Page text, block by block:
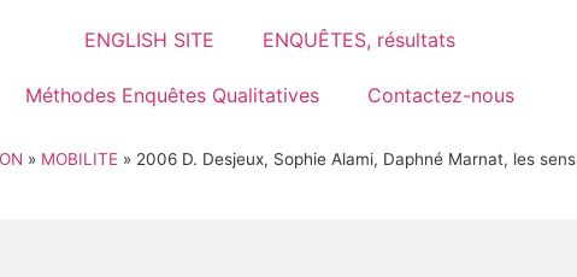
ENGLISH SITE ENQUÊTES, résultats
Méthodes Enquêtes Qualitatives Contactez-nous
» MOBILITE » 2006 D. Desjeux, Sophie Alami, Daphné Marnat, les sens